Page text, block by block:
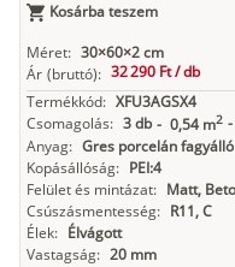
Kosárba teszem
Méret: 30×60×2 cm
Ár (bruttó): 32 290 Ft /db
Termékkód: XFU3AGSX4
Csomagolás: 3 db - 0,54 m2 -
Anyag: Gres porcelán fagyálló
Kopásállóság: PEI:4
Felület és mintázat: Matt,
Csúszásmentesség: R11, C
Élek: Élvágott
Vastagság: 20 mm